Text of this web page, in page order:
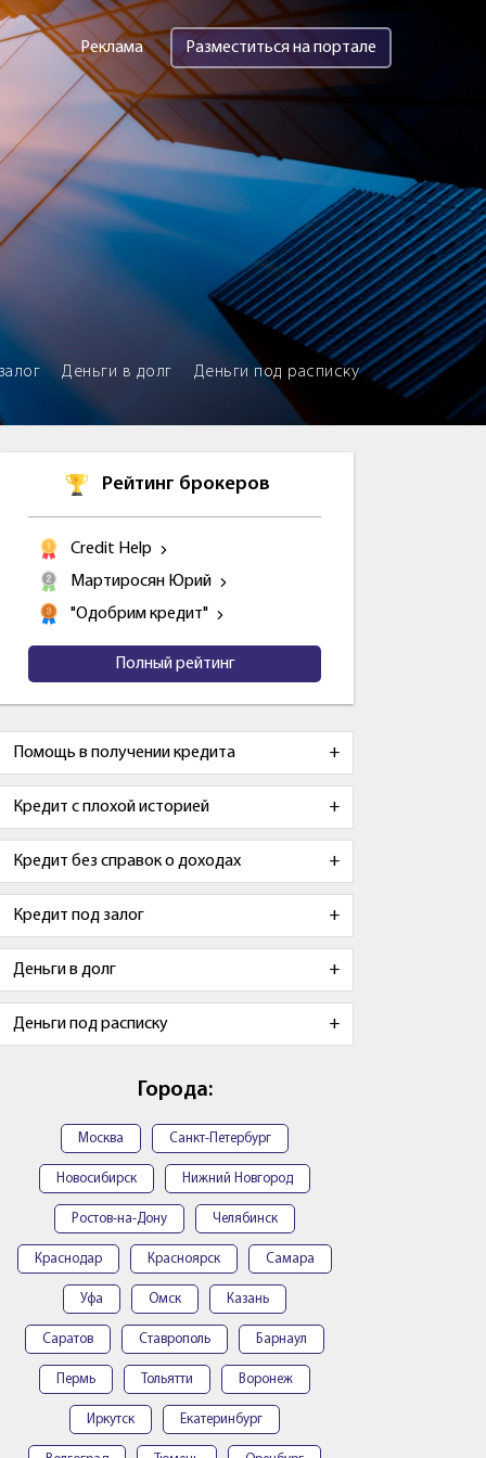
Реклама Разместиться на портале
Деньги в долг Деньги под расписку
Рейтинг брокеров
Credit Help
Мартиросян Юрий
"Одобрим кредит"
Полный рейтинг
Помощь в получении кредита
Кредит с плохой историей
Кредит без справок о доходах
Кредит под залог
Деньги в долг
Деньги под расписку
Города:
Москва Санкт-Петербург
Новосибирск Нижний Новгород
Ростов-на-Дону Челябинск
Краснодар Красноярск Самара
Уфа Омск Казань
Саратов Ставрополь Барнаул
Пермь Тольятти Воронеж
Иркутск Екатеринбург